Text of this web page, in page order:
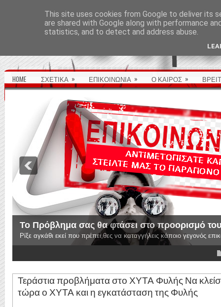
HOME ΣΧΕΤΙΚΑ » ΕΠΙΚΟΙΝΩΝΙΑ » Ο ΚΑΙΡΟΣ »
Ποιός θα πατήσει το αγκάθι;
Αγκάθι στα γεγονότα,και εκεί που αξίζει να το ρίξουμε...
4
Τεράστια προβλήματα στο ΧΥΤΑ Φυλής Να
τώρα ο ΧΥΤΑ και η εγκατάσταση της Φυλής
This site uses cookies from Google to deliver its
are shared with Google along with performance
statistics, and to detect and address abuse.